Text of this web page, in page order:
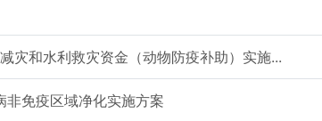
灾和水利救灾资金（动物防疫补助）实施...
非免疫区域净化实施方案